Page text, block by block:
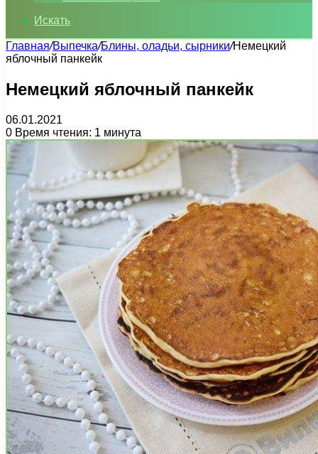
Искать
Главная/Выпечка/Блины, оладьи, сырники/Немецкий
яблочный панкейк
Немецкий яблочный панкейк
06.01.2021
0 Время чтения: 1 минута